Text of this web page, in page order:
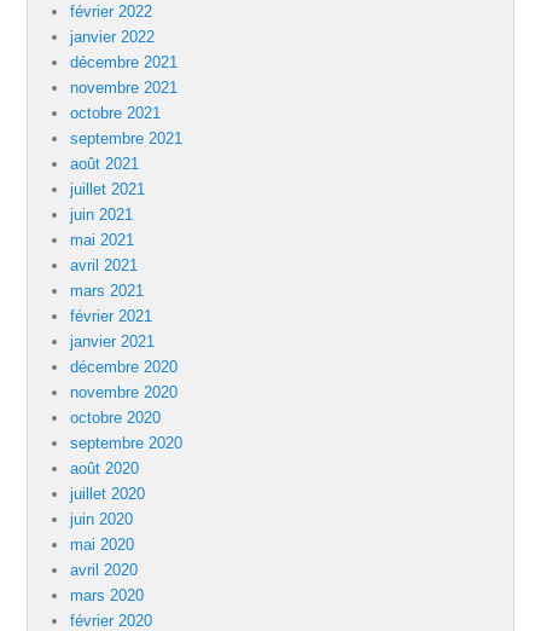
février 2022
janvier 2022
décembre 2021
novembre 2021
octobre 2021
septembre 2021
août 2021
juillet 2021
juin 2021
mai 2021
avril 2021
mars 2021
février 2021
janvier 2021
décembre 2020
novembre 2020
octobre 2020
septembre 2020
août 2020
juillet 2020
juin 2020
mai 2020
avril 2020
mars 2020
février 2020